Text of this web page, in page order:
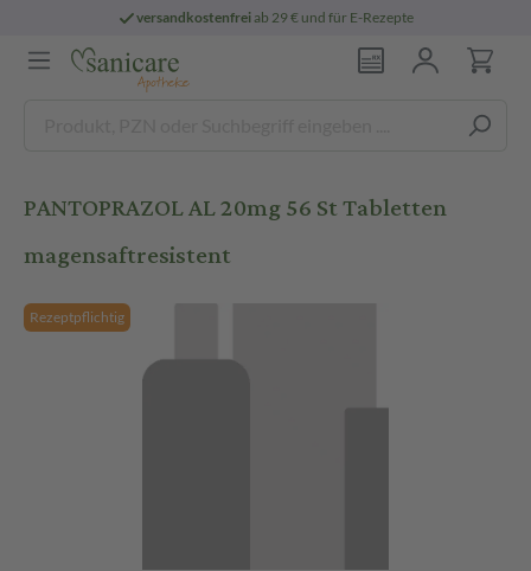
versandkostenfreiab 29 € und für E-Rezepte
PANTOPRAZOL AL 20mg 56 St Tabletten
magensaftresistent
Rezeptpflichtig